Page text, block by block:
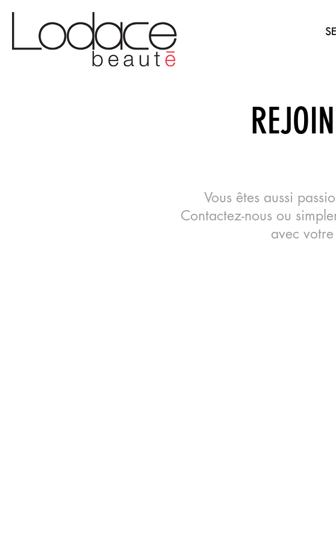
Vous êtes aussi
Contactez-nous ou
avec